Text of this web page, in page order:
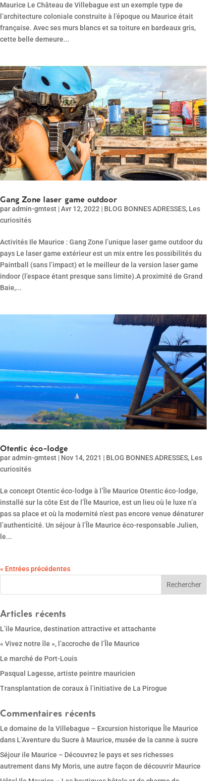
Maurice Le Château de Villebague est un exemple type de
l’architecture coloniale construite à l’époque ou Maurice était
française. Avec ses murs blancs et sa toiture en bardeaux gris,
cette belle demeure...
Gang Zone laser game outdoor
paradmin-gmtest |Avr 12, 2022 | BLOG BONNES ADRESSES, Les
curiosités
Activités Ile Maurice : Gang Zone l’unique laser game outdoor du
pays Le laser game extérieur est un mix entre les possibilités du
Paintball (sans l’impact) et le meilleur de la version laser game
indoor (l’espace étant presque sans limite).A proximité de Grand
Baie,...
Otentic éco-lodge
paradmin-gmtest | Nov 14, 2021 | BLOG BONNES ADRESSES, Les
curiosités
Le concept Otentic éco-lodge à l’Île Maurice Otentic éco-lodge,
installé sur la côte Est de l’Île Maurice, est un lieu où le luxe n’a
pas sa place et où la modernité n’est pas encore venue dénaturer
l’authenticité. Un séjour à l’Île Maurice éco-responsable Julien,
le...
« Entrées précédentes
Articles récents
L’ile Maurice, destination attractive et attachante
« Vivez notre île », l’accroche de l’Île Maurice
Le marché de Port-Louis
Pasqual Lagesse, artiste peintre mauricien
Transplantation de coraux à l’initiative de La Pirogue
Commentaires récents
Le domaine de la Villebague – Excursion historique Île Maurice
dans L’Aventure du Sucre à Maurice, musée de la canne à sucre
Séjour ile Maurice – Découvrez le pays et ses richesses
autrementdans My Moris, une autre façon de découvrir Maurice